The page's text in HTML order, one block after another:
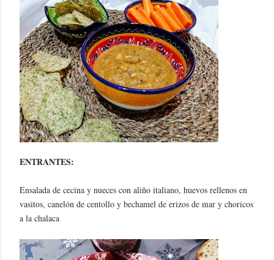
ENTRANTES:
Ensalada de cecina y nueces con aliño italiano, huevos rellenos en
vasitos, canelón de centollo y bechamel de erizos de mar y choricos
a la chalaca